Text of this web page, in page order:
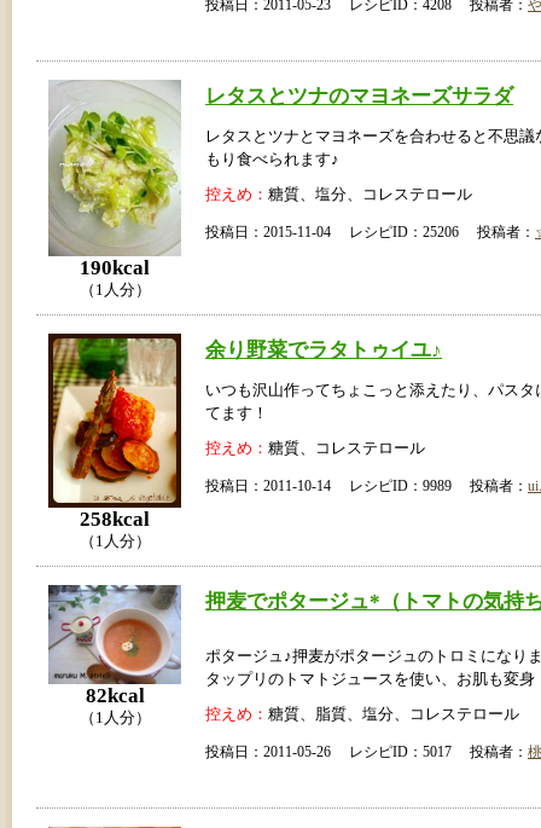
投稿日：2011-05-23 レシピID：4208 投稿者：
190kcal
（1人分）
レタスとツナのマヨネーズサラダ
レタスとツナとマヨネーズを合わせると不思議
もり食べられます♪
控えめ： 糖質、塩分、コレステロール
投稿日：2015-11-04 レシピID：25206 投稿者：
258kcal
（1人分）
余り野菜でラタトゥイユ♪
いつも沢山作ってちょこっと添えたり、パスタ
てます！
控えめ： 糖質、コレステロール
投稿日：2011-10-14 レシピID：9989 投稿者：
82kcal
（1人分）
押麦でポタージュ*（トマトの気持
ポタージュ♪押麦がポタージュのトロミになり
タップリのトマトジュースを使い、お肌も変身
控えめ： 糖質、脂質、塩分、コレステロール
投稿日：2011-05-26 レシピID：5017 投稿者：